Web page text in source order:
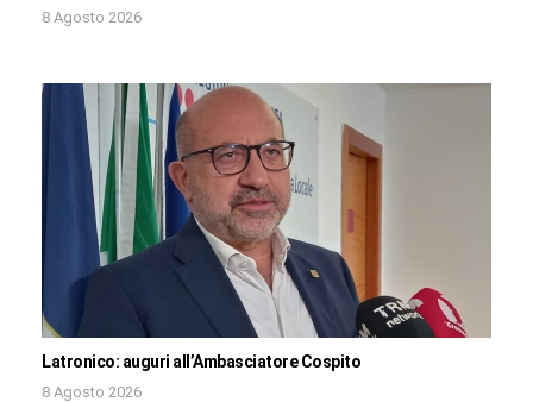
8 Agosto 2026
Latronico: auguri all’Ambasciatore Cospito
8 Agosto 2026